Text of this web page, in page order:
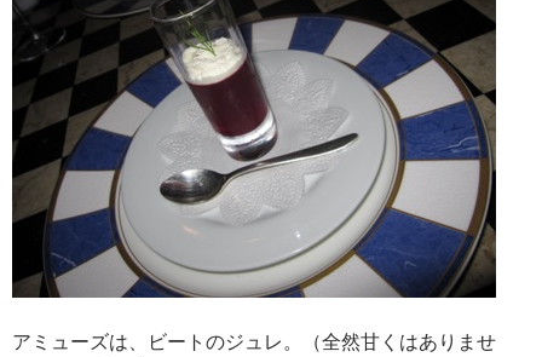
アミューズは、ビートのジュレ。（全然甘くはありませ